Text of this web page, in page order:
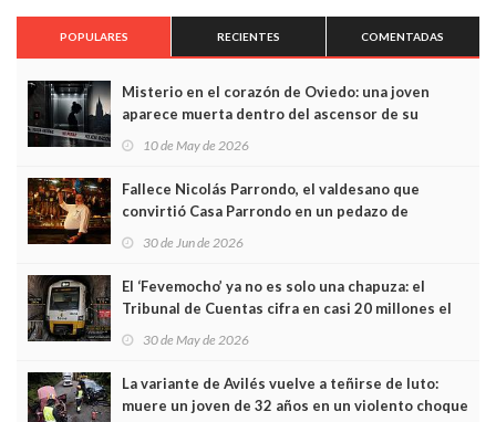
POPULARES RECIENTES COMENTADAS
Misterio en el corazón de Oviedo: una joven
aparece muerta dentro del ascensor de su
edificio y las cámaras captan sus últimos minutos
10 de May de 2026
Fallece Nicolás Parrondo, el valdesano que
convirtió Casa Parrondo en un pedazo de
Asturias en Madrid
30 de Jun de 2026
El ‘Fevemocho’ ya no es solo una chapuza: el
Tribunal de Cuentas cifra en casi 20 millones el
sobrecoste de los trenes que no cabían por los
30 de May de 2026
La variante de Avilés vuelve a teñirse de luto:
muere un joven de 32 años en un violento choque